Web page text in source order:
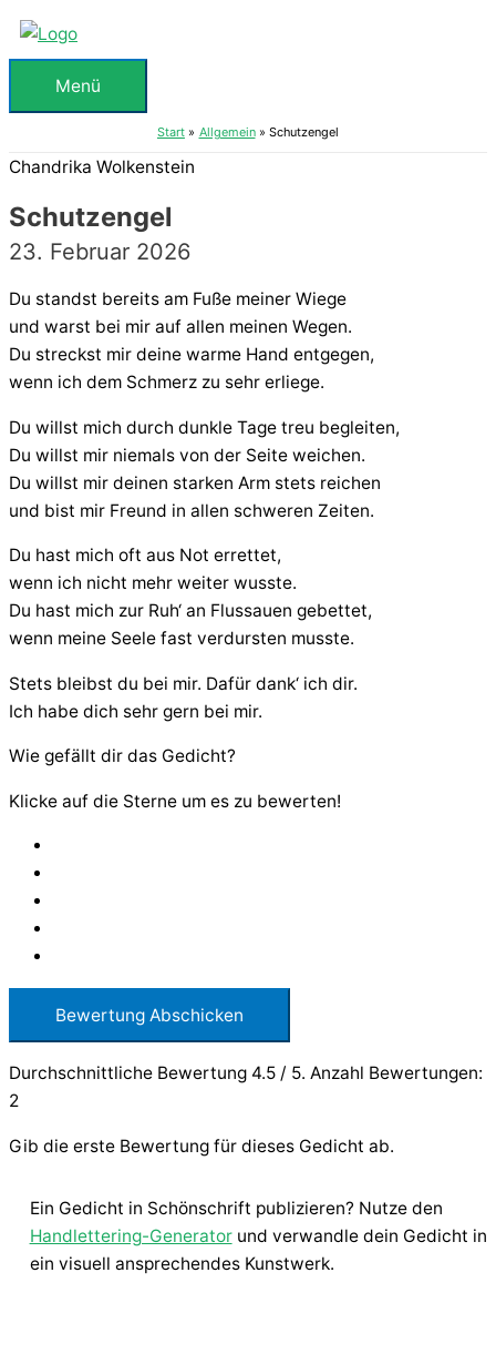
Zum
Inhalt
springenMenü
Menü
Start Allgemein Schutzengel
Chandrika Wolkenstein
Schutzengel
23. Februar 2026
Du standst bereits am Fuße meiner Wiege
und warst bei mir auf allen meinen Wegen.
Du streckst mir deine warme Hand entgegen,
wenn ich dem Schmerz zu sehr erliege.
Du willst mich durch dunkle Tage treu begleiten,
Du willst mir niemals von der Seite weichen.
Du willst mir deinen starken Arm stets reichen
und bist mir Freund in allen schweren Zeiten.
Du hast mich oft aus Not errettet,
wenn ich nicht mehr weiter wusste.
Du hast mich zur Ruh‘ an Flussauen gebettet,
wenn meine Seele fast verdursten musste.
Stets bleibst du bei mir. Dafür dank‘ ich dir.
Ich habe dich sehr gern bei mir.
Wie gefällt dir das Gedicht?
Klicke auf die Sterne um es zu bewerten!
Bewertung Abschicken
Durchschnittliche Bewertung 4.5 / 5. Anzahl Bewertungen:
2
Gib die erste Bewertung für dieses Gedicht ab.
Ein Gedicht in Schönschrift publizieren? Nutze den
Handlettering-Generatorund verwandle dein Gedicht in
ein visuell ansprechendes Kunstwerk.